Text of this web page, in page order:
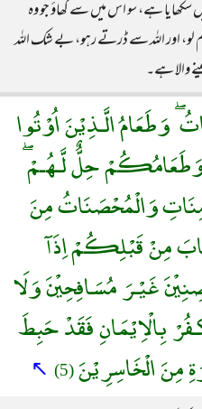
ہے، سو اس میں سے کھاؤ جو وہ
لو، اور اللہ سے ڈرتے رہو، بے شک اللہ
والا ہے۔
وَطَعَامُ الَّـذِيْنَ اُوْتُوا
حِلٌّ لَّـهُـمْ
وَالْمُحْصَنَاتُ مِنَ
مِنْ قَبْلِكُمْ اِذَآ
غَيْـرَ مُسَافِحِيْنَ وَلَا
بِالْاِيْمَانِ فَقَدْ حَبِطَ
مِنَ الْخَاسِرِيْنَ(5)
↖